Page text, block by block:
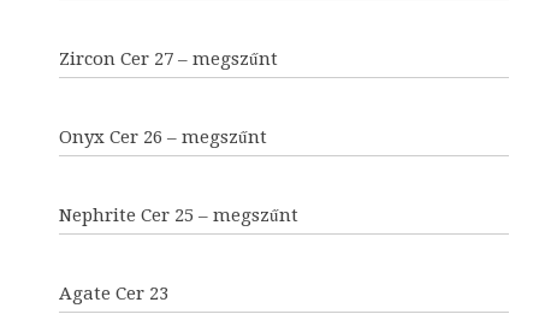
Zircon Cer 27 – megszűnt
Onyx Cer 26 – megszűnt
Nephrite Cer 25 – megszűnt
Agate Cer 23